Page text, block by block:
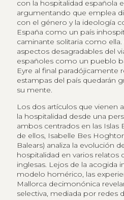
con la hospitalidad española
argumentando que emplea
con el género y la ideología
España como un país
caminante solitaria como
aspectos desagradables del
españoles como un pueblo
Eyre al final paradójicamente
estampas del país quedarán
su mente.
Los dos artículos que vienen
la hospitalidad desde una
ambos centrados en las Islas
de ellos, Isabelle Bes
Balears) analiza la evolución
hospitalidad en varios relatos
inglesas. Lejos de la acogida
modelo homérico, las
Mallorca decimonónica
selectiva, mediada por redes